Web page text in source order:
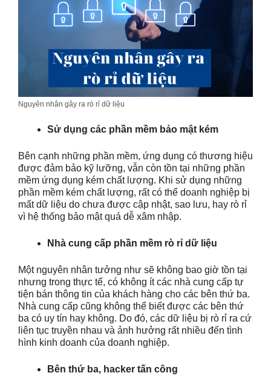
Nguyên nhân gây ra rò rỉ dữ liệu
Sử dụng các phần mềm bảo mật kém
Bên cạnh những phần mềm, ứng dụng có thương hiệu
được đảm bảo kỹ lưỡng, vẫn còn tồn tại những phần
mềm ứng dụng kém chất lượng. Khi sử dụng những
phần mềm kém chất lượng, rất có thể doanh nghiệp bị
mất dữ liệu do chưa được cập nhật, sao lưu, hay rò rỉ
vì hệ thống bảo mật quá dễ xâm nhập.
Nhà cung cấp phần mềm rò rỉ dữ liệu
Một nguyên nhân tưởng như sẽ không bao giờ tồn tại
nhưng trong thực tế, có không ít các nhà cung cấp tự
tiện bán thông tin của khách hàng cho các bên thứ ba.
Nhà cung cấp cũng không thể biết được các bên thứ
ba có uy tín hay không. Do đó, các dữ liệu bị rò rỉ ra cứ
liên tục truyền nhau và ảnh hưởng rất nhiều đến tình
hình kinh doanh của doanh nghiệp.
Bên thứ ba, hacker tấn công